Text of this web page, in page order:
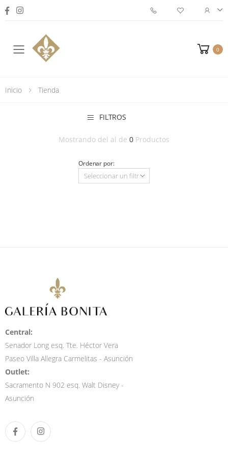
Toggle mobile menu 0
Inicio Tienda
FILTROS
Mostrando del al de 0 Productos
Ordenar por:
Central:
Senador Long esq. Tte. Héctor Vera
Paseo Villa Allegra Carmelitas - Asunción
Outlet:
Sacramento N 902 esq. Walt Disney -
Asunción